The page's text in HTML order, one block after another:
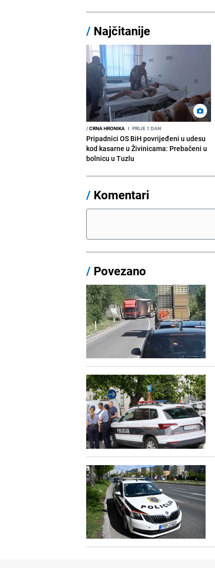
/ Najčitanije
/CRNA HRONIKA I PRIJE 1 DAN
Pripadnici OS BiH povrijeđeni u udesu
kod kasarne u Živinicama: Prebačeni u
bolnicu u Tuzlu
/ Komentari
/ Povezano